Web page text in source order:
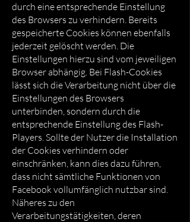
durch eine entsprechende Einstellung
des Browsers zu verhindern. Bereits
gespeicherte Cookies können ebenfalls
jederzeit gelöscht werden. Die
Einstellungen hierzu sind vom jeweiligen
Browser abhängig. Bei Flash-Cookies
lässt sich die Verarbeitung nicht über die
Einstellungen des Browsers
unterbinden, sondern durch die
entsprechende Einstellung des Flash-
Players. Sollte der Nutzer die Installation
der Cookies verhindern oder
einschränken, kann dies dazu führen,
dass nicht sämtliche Funktionen von
Facebook vollumfänglich nutzbar sind.
Näheres zu den
Verarbeitungstätigkeiten, deren